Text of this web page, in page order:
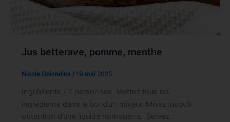
Jus betterave, pomme, menthe
Nicole Obiondina / 19 mai 2025
Ingrédients / 2 personnes Mettez tous les
ingrédients dans le bol d’un mixeur. Mixez jusqu’à
obtention d’une liquide homogène. Servez